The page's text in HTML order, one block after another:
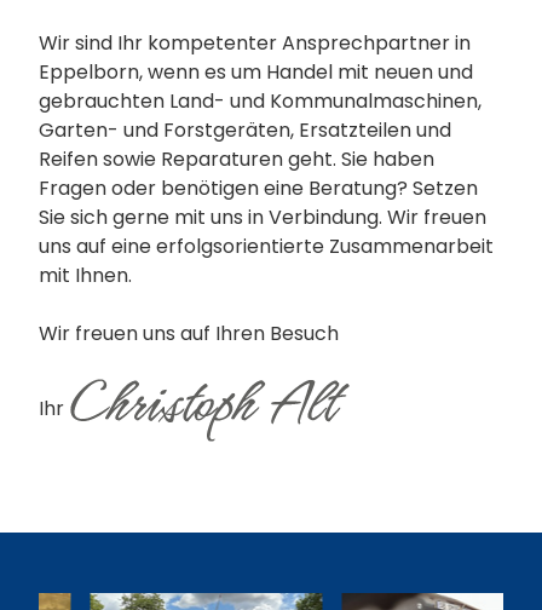
Wir sind Ihr kompetenter Ansprechpartner in
Eppelborn, wenn es um Handel mit neuen und
gebrauchten Land- und Kommunalmaschinen,
Garten- und Forstgeräten, Ersatzteilen und
Reifen sowie Reparaturen geht. Sie haben
Fragen oder benötigen eine Beratung? Setzen
Sie sich gerne mit uns in Verbindung. Wir freuen
uns auf eine erfolgsorientierte Zusammenarbeit
mit Ihnen.
Wir freuen uns auf Ihren Besuch
Ihr